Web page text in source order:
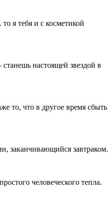
я тебя и с косметикой
настоящей звездой в
то, что в другое время сбыть
заканчивающийся завтраком.
человеческого тепла.